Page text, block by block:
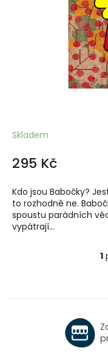
Skladem
295 Kč
Kdo jsou Babočky?
to rozhodně ne.
spoustu parádních
vypátrají...
1